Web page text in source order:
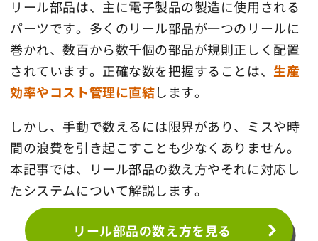
リール部品は、主に電子製品の製造に使用される
パーツです。多くのリール部品が一つのリールに
巻かれ、数百から数千個の部品が規則正しく配置
されています。正確な数を把握することは、生産
効率やコスト管理に直結します。
しかし、手動で数えるには限界があり、ミスや時
間の浪費を引き起こすことも少なくありません。
本記事では、リール部品の数え方やそれに対応し
たシステムについて解説します。
リール部品の数え方を見る